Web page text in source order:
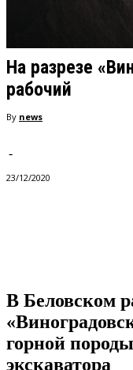
На разрезе
рабочий
By news
-
23/12/2020
В Беловском
горной
экскаватора